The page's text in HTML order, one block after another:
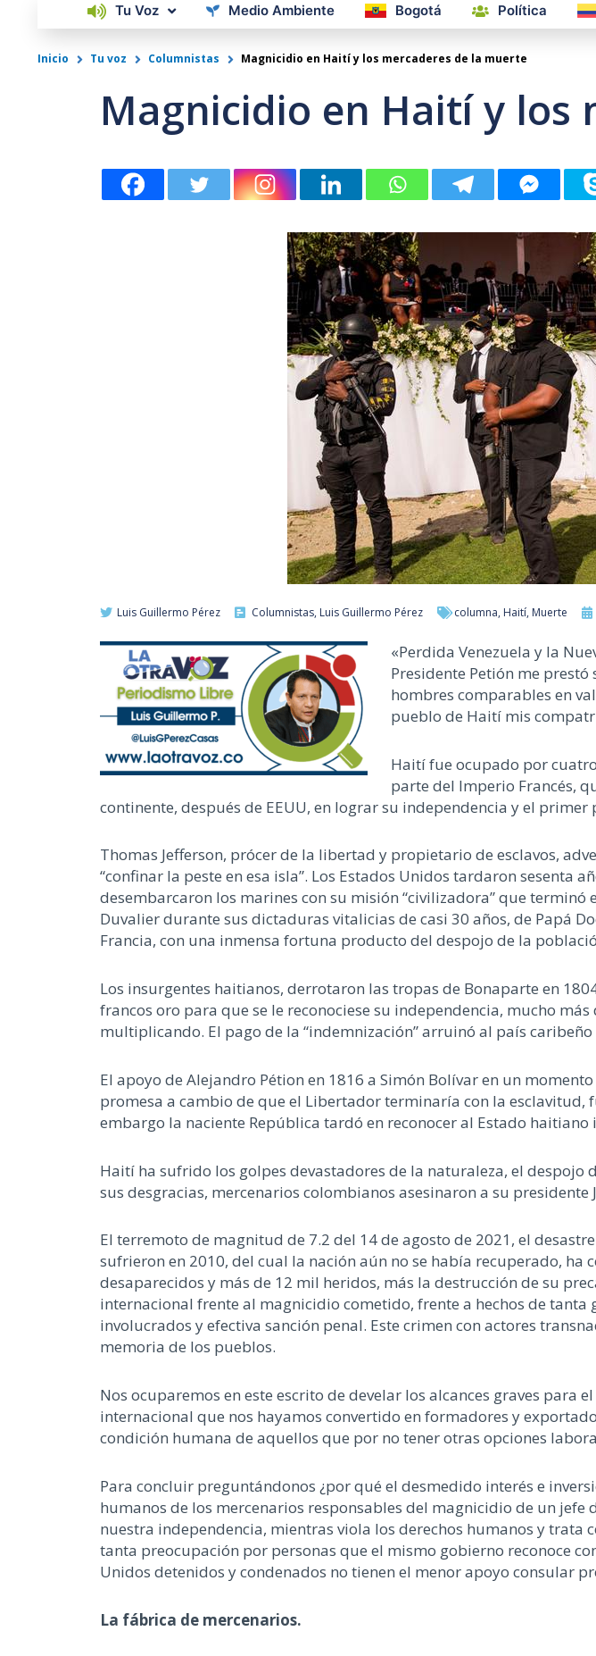
Tu Voz Medio Ambiente Bogotá Política
Inicio Tu voz Columnistas Magnicidio en Haití y los mercaderes de la muerte
Magnicidio en Haití y los
Luis Guillermo Pérez Columnistas, Luis Guillermo Pérez columna, Haití, Muerte
«Perdida Venezuela y la
Presidente Petión me
hombres comparables en
pueblo de Haití mis
Haití fue ocupado por
parte del Imperio Francés,
continente, después de EEUU, en lograr su independencia y el
Thomas Jefferson, prócer de la libertad y propietario de esclavos,
“confinar la peste en esa isla”. Los Estados Unidos tardaron sesenta
desembarcaron los marines con su misión “civilizadora” que
Duvalier durante sus dictaduras vitalicias de casi 30 años, de Papá
Francia, con una inmensa fortuna producto del despojo de la
Los insurgentes haitianos, derrotaron las tropas de Bonaparte en
francos oro para que se le reconociese su independencia, mucho
multiplicando. El pago de la “indemnización” arruinó al país
El apoyo de Alejandro Pétion en 1816 a Simón Bolívar en un
promesa a cambio de que el Libertador terminaría con la
embargo la naciente República tardó en reconocer al Estado
Haití ha sufrido los golpes devastadores de la naturaleza, el
sus desgracias, mercenarios colombianos asesinaron a su
El terremoto de magnitud de 7.2 del 14 de agosto de 2021, el
sufrieron en 2010, del cual la nación aún no se había recuperado,
desaparecidos y más de 12 mil heridos, más la destrucción de su
internacional frente al magnicidio cometido, frente a hechos de
involucrados y efectiva sanción penal. Este crimen con actores
memoria de los pueblos.
Nos ocuparemos en este escrito de develar los alcances graves
internacional que nos hayamos convertido en formadores y
condición humana de aquellos que por no tener otras opciones
Para concluir preguntándonos ¿por qué el desmedido interés e
humanos de los mercenarios responsables del magnicidio de un
nuestra independencia, mientras viola los derechos humanos y trata
tanta preocupación por personas que el mismo gobierno reconoce
Unidos detenidos y condenados no tienen el menor apoyo consular
La fábrica de mercenarios.